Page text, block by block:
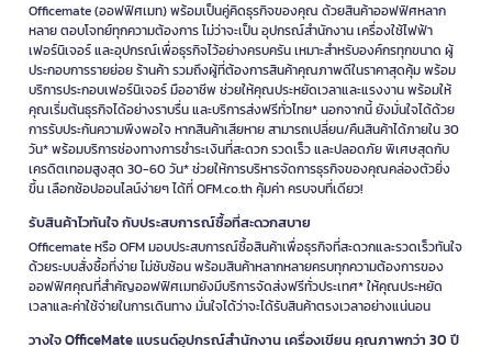
Officemate (ออฟฟิศเมท) พร้อมเป็นคู่คิดธุรกิจของคุณ ด้วยสินค้าออฟฟิศหลาก
หลาย ตอบโจทย์ทุกความต้องการ ไม่ว่าจะเป็น อุปกรณ์สำนักงาน เครื่องใช้ไฟฟ้า
เฟอร์นิเจอร์ และอุปกรณ์เพื่อธุรกิจไว้อย่างครบครัน เหมาะสำหรับองค์กรทุกขนาด ผู้
ประกอบการรายย่อย ร้านค้า รวมถึงผู้ที่ต้องการสินค้าคุณภาพดีในราคาสุดคุ้ม พร้อม
บริการประกอบเฟอร์นิเจอร์ มืออาชีพ ช่วยให้คุณประหยัดเวลาและแรงงาน พร้อมให้
คุณเริ่มต้นธุรกิจได้อย่างราบรื่น และบริการส่งฟรีทั่วไทย* นอกจากนี้ ยังมั่นใจได้ด้วย
การรับประกันความพึงพอใจ หากสินค้าเสียหาย สามารถเปลี่ยน/คืนสินค้าได้ภายใน 30
วัน* พร้อมบริการช่องทางการชำระเงินที่สะดวก รวดเร็ว และปลอดภัย พิเศษสุดกับ
เครดิตเทอมสูงสุด 30-60 วัน* ช่วยให้การบริหารจัดการธุรกิจของคุณคล่องตัวยิ่ง
ขึ้น เลือกช้อปออนไลน์ง่ายๆ ได้ที่ OFM.co.th คุ้มค่า ครบจบที่เดียว!
รับสินค้าไวทันใจ กับประสบการณ์ซื้อที่สะดวกสบาย
Officemate หรือ OFM มอบประสบการณ์ซื้อสินค้าเพื่อธุรกิจที่สะดวกและรวดเร็วทันใจ
ด้วยระบบสั่งซื้อที่ง่าย ไม่ซับซ้อน พร้อมสินค้าหลากหลายครบทุกความต้องการของ
ออฟฟิศคุณที่สำคัญออฟฟิศเมทยังมีบริการจัดส่งฟรีทั่วประเทศ* ให้คุณประหยัด
เวลาและค่าใช้จ่ายในการเดินทาง มั่นใจได้ว่าจะได้รับสินค้าตรงเวลาอย่างแน่นอน
วางใจ OfficeMate แบรนด์อุปกรณ์สำนักงาน เครื่องเขียน คุณภาพกว่า 30 ปี